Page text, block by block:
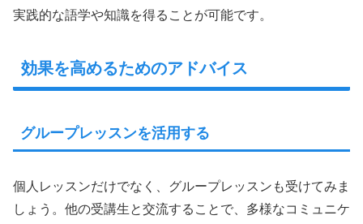
実践的な語学や知識を得ることが可能です。
効果を高めるためのアドバイス
グループレッスンを活用する
個人レッスンだけでなく、グループレッスンも受けてみま
しょう。他の受講生と交流することで、多様なコミュニケ